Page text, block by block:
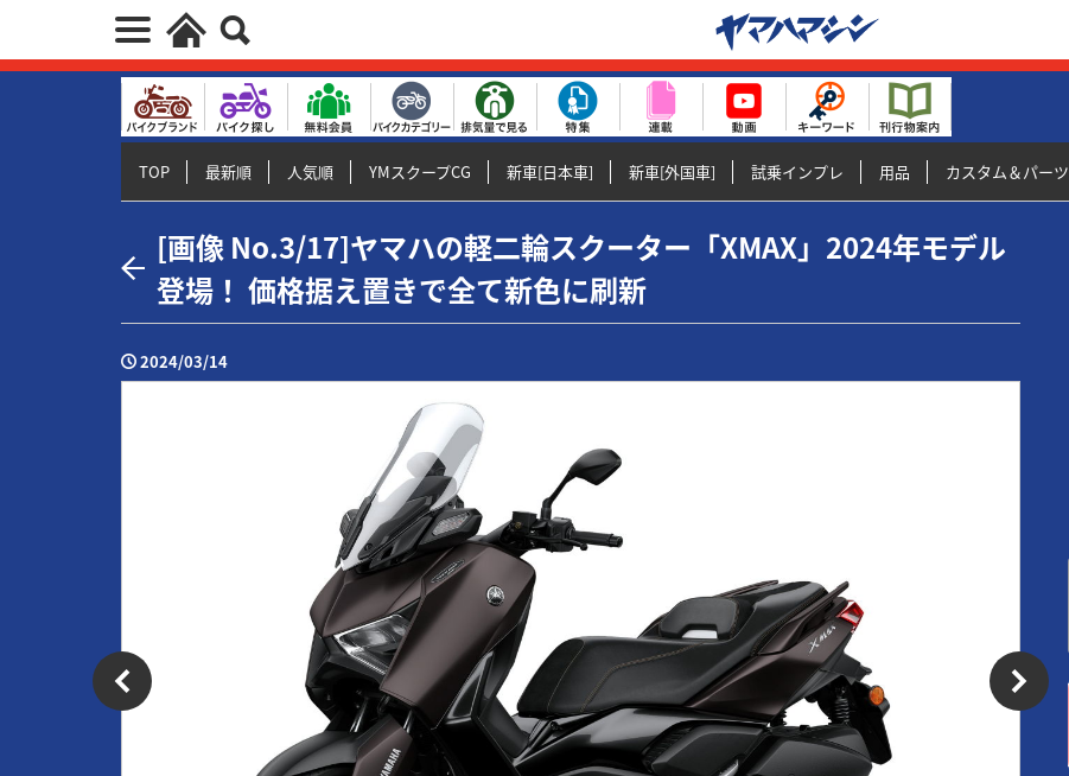
TOP 最新順 人気順 YMスクープCG 新車[日本車] 新車[外国車] 試乗インプレ 用品 カスタム＆パーツ
[画像 No.3/17]ヤマハの軽二輪スクーター「XMAX」2024年モデル
登場！ 価格据え置きで全て新色に刷新
2024/03/14